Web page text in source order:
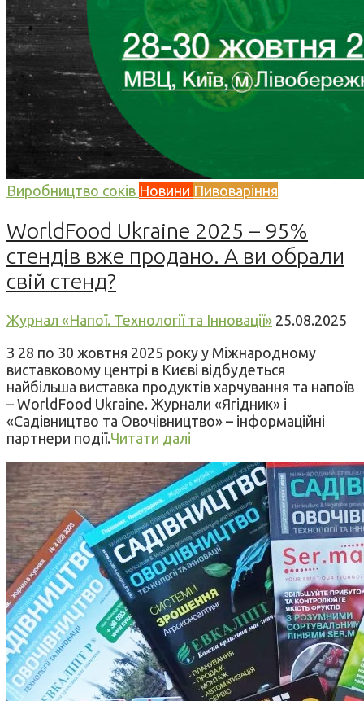
Виробництво соків Новини Пивоваріння
WorldFood Ukraine 2025 – 95%
стендів вже продано. А ви обрали
свій стенд?
Журнал «Напої. Технології та Інновації» 25.08.2025
З 28 по 30 жовтня 2025 року у Міжнародному
виставковому центрі в Києві відбудеться
найбільша виставка продуктів харчування та напоїв
– WorldFood Ukraine. Журнали «Ягідник» і
«Садівництво та Овочівництво» – інформаційні
партнери події.Читати далі